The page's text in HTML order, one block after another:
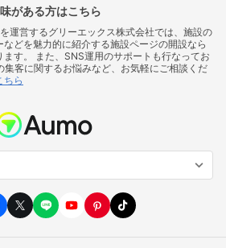
がある方はこちら
運営するグリーエックス株式会社では、施設の
どを魅力的に紹介する施設ページの開設なら
す。 また、SNS運用のサポートも行なってお
集客に関するお悩みなど、お気軽にご相談くだ
ちら